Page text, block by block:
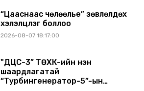
“Цааснаас чөлөөлье” зөвлөлдөх
хэлэлцүүлэг боллоо
2026-08-07 18:17:00
"ДЦС-3” ТӨХК-ийн нэн
шаардлагатай
“Турбингенератор-5”-ын